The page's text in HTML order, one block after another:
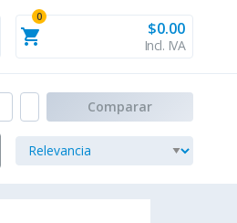
shopping_cart
0
$0.00
Incl. IVA
Comparar